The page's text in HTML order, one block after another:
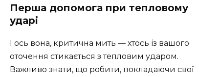
Перша допомога при тепловому
ударі
І ось вона, критична мить — хтось із вашого
оточення стикається з тепловим ударом.
Важливо знати, що робити, покладаючи свої